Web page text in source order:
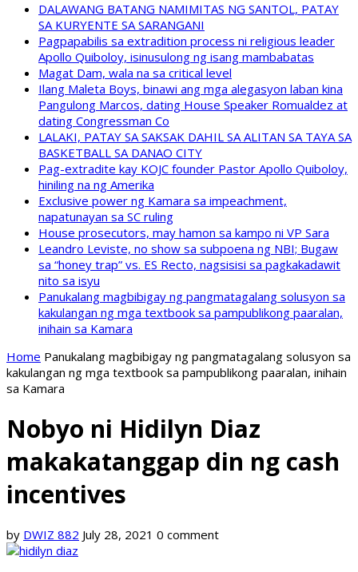
DALAWANG BATANG NAMIMITAS NG SANTOL, PATAY
SA KURYENTE SA SARANGANI
Pagpapabilis sa extradition process ni religious leader
Apollo Quiboloy, isinusulong ng isang mambabatas
Magat Dam, wala na sa critical level
Ilang Maleta Boys, binawi ang mga alegasyon laban kina
Pangulong Marcos, dating House Speaker Romualdez at
dating Congressman Co
LALAKI, PATAY SA SAKSAK DAHIL SA ALITAN SA TAYA SA
BASKETBALL SA DANAO CITY
Pag-extradite kay KOJC founder Pastor Apollo Quiboloy,
hiniling na ng Amerika
Exclusive power ng Kamara sa impeachment,
napatunayan sa SC ruling
House prosecutors, may hamon sa kampo ni VP Sara
Leandro Leviste, no show sa subpoena ng NBI; Bugaw
sa “honey trap” vs. ES Recto, nagsisisi sa pagkakadawit
nito sa isyu
Panukalang magbibigay ng pangmatagalang solusyon sa
kakulangan ng mga textbook sa pampublikong paaralan,
inihain sa Kamara
Home Panukalang magbibigay ng pangmatagalang solusyon sa
kakulangan ng mga textbook sa pampublikong paaralan, inihain
sa Kamara
Nobyo ni Hidilyn Diaz
makakatanggap din ng cash
incentives
by DWIZ 882 July 28, 2021 0 comment